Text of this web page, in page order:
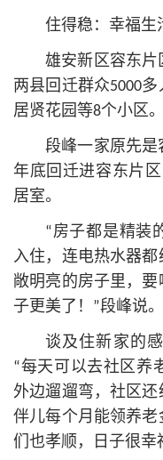
住得稳：幸福生
雄安新区容东
两县回迁群众5000
居贤花园等8个小区。
段峰一家原先是
年底回迁进容东片
居室。
“房子都是精装
入住，连电热水器
敞明亮的房子里，
子更美了！”段峰说。
谈及住新家的
“每天可以去社区养
外边遛遛弯，社区
伴儿每个月能领养
们也孝顺，日子很幸